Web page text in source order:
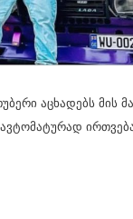
აცხადებს მის